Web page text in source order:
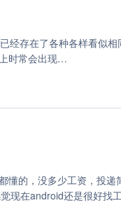
经存在了各种各样看似相
时常会出现
类来保护调用show和
外现有的Builder方式的
耦合，使用成本太高。于
的，没多少工资，投
现在android还是很好找